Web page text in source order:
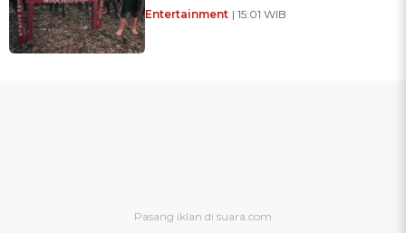
Entertainment | 15:01 WIB